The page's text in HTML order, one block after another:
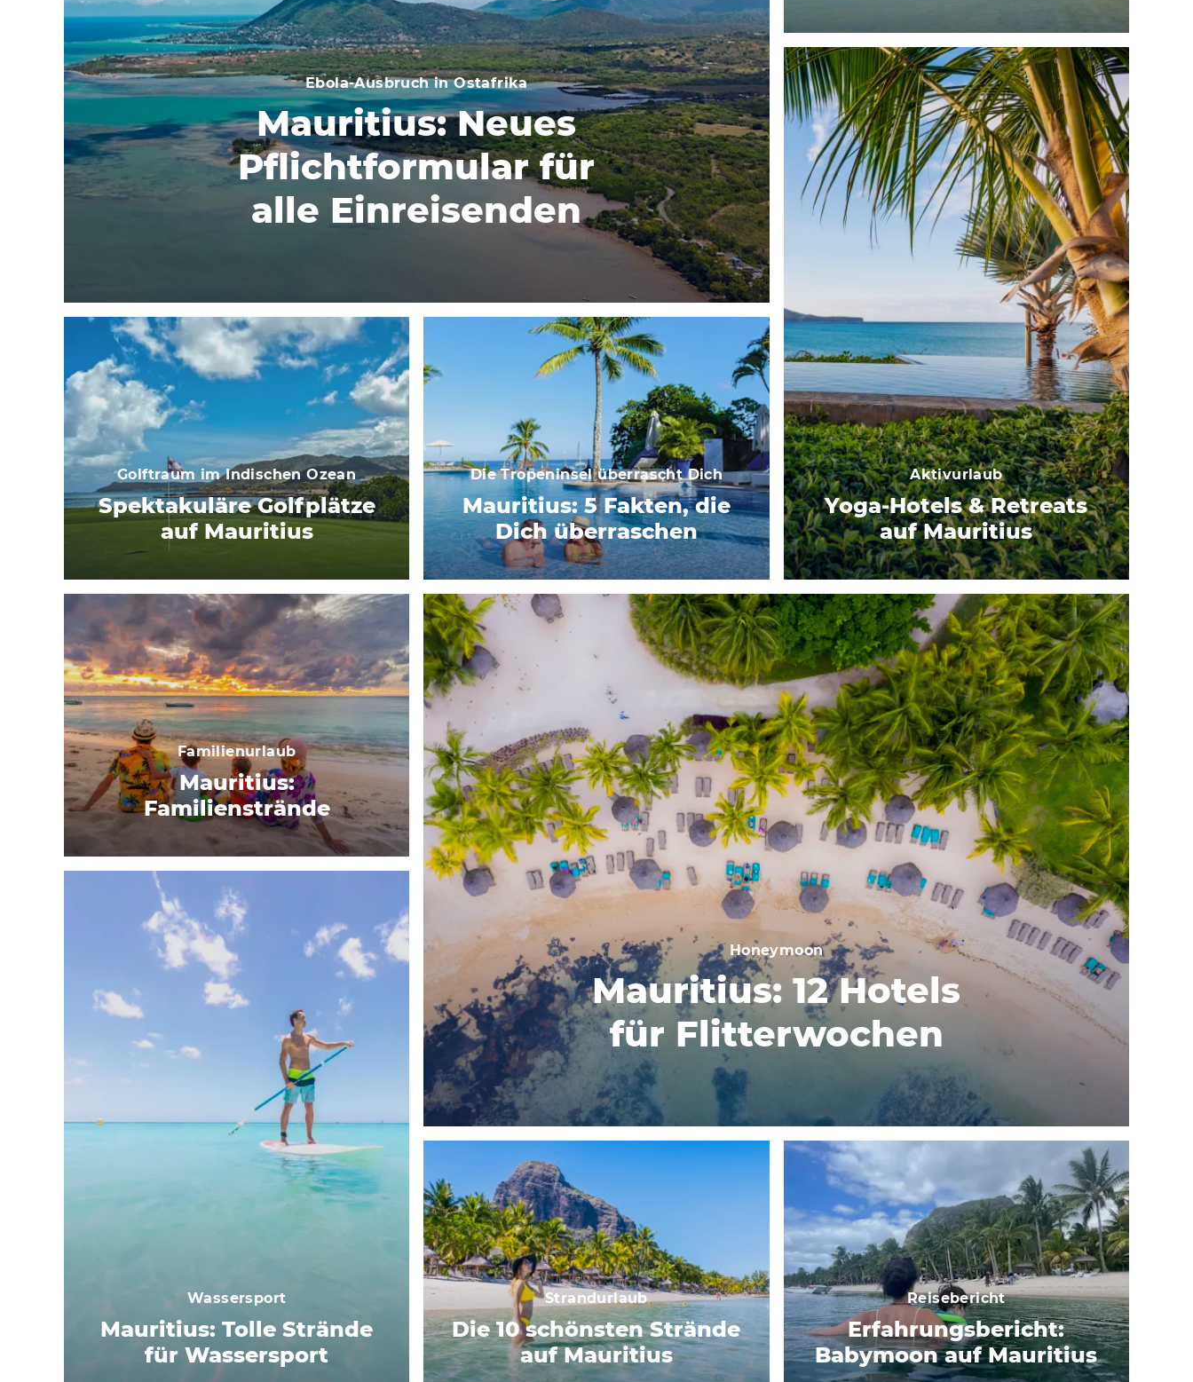
Ebola-Ausbruch in Ostafrika
Mauritius: Neues
Pflichtformular für
alle Einreisenden
Golftraum im Indischen Ozean
Spektakuläre Golfplätze
auf Mauritius
Die Tropeninsel überrascht Dich
Mauritius: 5 Fakten, die
Dich überraschen
Aktivurlaub
Yoga-Hotels & Retreats
auf Mauritius
Familienurlaub
Mauritius:
Familienstrände
Honeymoon
Mauritius: 12 Hotels
für Flitterwochen
Wassersport
Mauritius: Tolle Strände
für Wassersport
Strandurlaub
Die 10 schönsten Strände
auf Mauritius
Reisebericht
Erfahrungsbericht:
Babymoon auf Mauritius